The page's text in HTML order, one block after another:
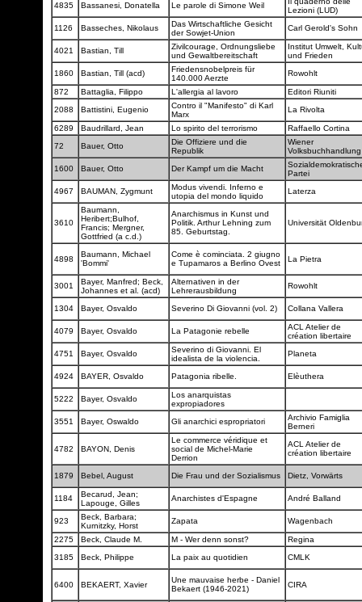
4835
Bassanesi, Donatella Le parole di Simone Weil
Lezioni (LUD)
1126
Basseches, Nikolaus
Das Wirtschaftliche Gesicht
der Sowjet-Union
Carl Gerold's Sohn
4021 Bastian, Till
Zivilcourage, Ordnungsliebe
und Gewaltbereitschaft
Institut Umwelt,
und Frieden
1860
Bastian, Till (acd)
Friedensnobelpreis für
140.000 Aerzte
Rowohlt
872 Battaglia, Filippo L'allergia al lavoro
Editori Riuniti
2088
Battistini, Eugenio
Contro il "Manifesto" di Karl
Marx
La Rivolta
6289 Baudrillard, Jean Lo spirito del terrorismo
Raffaello Cortina
72
Bauer, Otto
Die Offiziere und die
Republik
Wiener
1600
Bauer, Otto Der Kampf um die Macht
Partei
4967
BAUMAN, Zygmunt
Modus vivendi. Inferno e
utopia del mondo liquido
Laterza
3610
Baumann,
Heribert;Bulhof,
Francis; Mergner,
Gottfried (a c.d.)
Anarchismus in Kunst und
Politik. Arthur Lehning zum
85. Geburtstag.
Universität
4898
Baumann, Michael
'Bommi'
Come è cominciata. 2 giugno
e Tupamaros a Berlino Ovest
La Pietra
3001
Bayer, Manfred; Beck,
Johannes et al. (acd)
Alternativen in der
Lehrerausbildung
Rowohlt
1304 Bayer, Osvaldo Severino Di Giovanni (vol. 2) Collana Vallera
4079 Bayer, Osvaldo La Patagonie rebelle
ACL Atelier de
création libertaire
4751
Bayer, Osvaldo
Severino di Giovanni. El
idealista de la violencia.
Planeta
4924 BAYER, Osvaldo Patagonia ribelle. Elèuthera
5222 Bayer, Osvaldo
Los anarquistas
expropiadores
3551
Bayer, Oswaldo Gli anarchici espropriatori
Archivio Famiglia
Berneri
4782 BAYON, Denis
Le commerce véridique et
social de Michel-Marie
Derrion
ACL Atelier de
création libertaire
1879 Bebel, August Die Frau und der Sozialismus Dietz, Vorwärts
1184
Becarud, Jean;
Lapouge, Gilles
Anarchistes d'Espagne André Balland
923
Beck, Barbara;
Kurnitzky, Horst
Zapata Wagenbach
2275 Beck, Claude M. M - Wer denn sonst?
Regina
3185
Beck, Philippe La paix au quotidien CMLK
6400 BEKAERT, Xavier
Une mauvaise herbe - Daniel
Bekaert (1946-2021)
CIRA